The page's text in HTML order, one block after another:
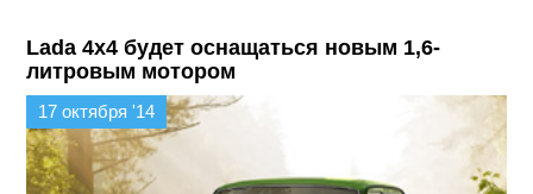
Lada 4х4 будет оснащаться новым 1,6-
литровым мотором
17 октября '14